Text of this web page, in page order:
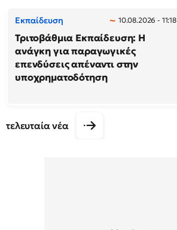
Εκπαίδευση 10.08.2026 - 11:18
Τριτοβάθμια Εκπαίδευση: Η
ανάγκη για παραγωγικές
επενδύσεις απέναντι στην
υποχρηματοδότηση
τελευταία νέα